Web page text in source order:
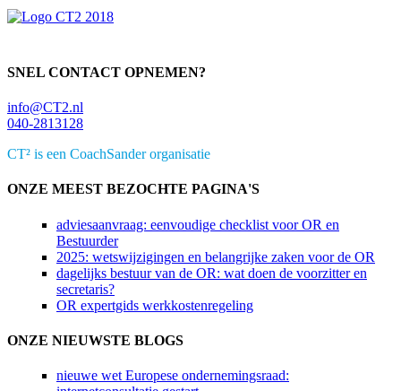
SNEL CONTACT OPNEMEN?
info@CT2.nl
040-2813128
CT² is een CoachSander organisatie
ONZE MEEST BEZOCHTE PAGINA'S
adviesaanvraag: eenvoudige checklist voor OR en
Bestuurder
2025: wetswijzigingen en belangrijke zaken voor de OR
dagelijks bestuur van de OR: wat doen de voorzitter en
secretaris?
OR expertgids werkkostenregeling
ONZE NIEUWSTE BLOGS
nieuwe wet Europese ondernemingsraad: